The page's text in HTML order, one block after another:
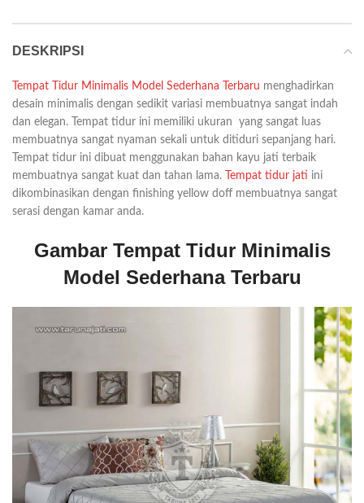
DESKRIPSI
Tempat Tidur Minimalis Model Sederhana Terbaru menghadirkan
desain minimalis dengan sedikit variasi membuatnya sangat indah
dan elegan. Tempat tidur ini memiliki ukuran yang sangat luas
membuatnya sangat nyaman sekali untuk ditiduri sepanjang hari.
Tempat tidur ini dibuat menggunakan bahan kayu jati terbaik
membuatnya sangat kuat dan tahan lama.
Tempat tidur jati ini
dikombinasikan dengan finishing yellow doff membuatnya sangat
serasi dengan kamar anda.
Gambar Tempat Tidur Minimalis
Model Sederhana Terbaru